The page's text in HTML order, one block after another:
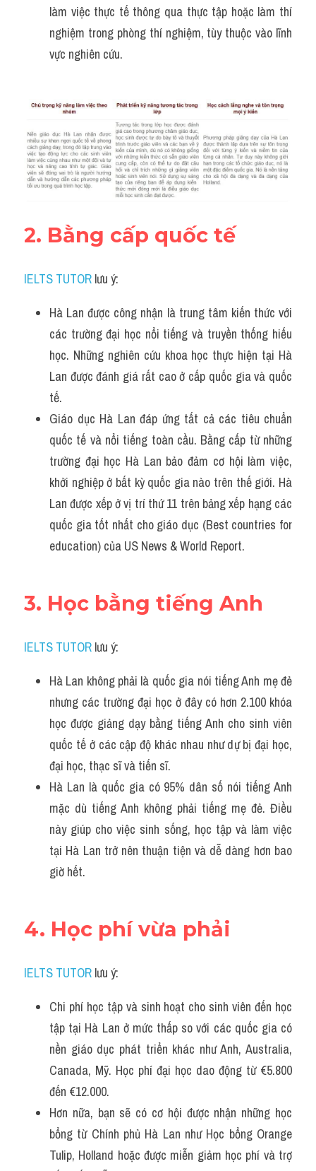
làm việc thực tế thông qua thực tập hoặc làm thí
nghiệm trong phòng thí nghiệm, tùy thuộc vào lĩnh
vực nghiên cứu.
2. Bằng cấp quốc tế
IELTS TUTOR lưu ý:
Hà Lan được công nhận là trung tâm kiến thức với
các trường đại học nổi tiếng và truyền thống hiếu
học. Những nghiên cứu khoa học thực hiện tại Hà
Lan được đánh giá rất cao ở cấp quốc gia và quốc
tế.
Giáo dục Hà Lan đáp ứng tất cả các tiêu chuẩn
quốc tế và nổi tiếng toàn cầu. Bằng cấp từ những
trường đại học Hà Lan bảo đảm cơ hội làm việc,
khởi nghiệp ở bất kỳ quốc gia nào trên thế giới. Hà
Lan được xếp ở vị trí thứ 11 trên bảng xếp hạng các
quốc gia tốt nhất cho giáo dục (Best countries for
education) của US News & World Report.
3. Học bằng tiếng Anh
IELTS TUTOR lưu ý:
Hà Lan không phải là quốc gia nói tiếng Anh mẹ đẻ
nhưng các trường đại học ở đây có hơn 2.100 khóa
học được giảng dạy bằng tiếng Anh cho sinh viên
quốc tế ở các cập độ khác nhau như dự bị đại học,
đại học, thạc sĩ và tiến sĩ.
Hà Lan là quốc gia có 95% dân số nói tiếng Anh
mặc dù tiếng Anh không phải tiếng mẹ đẻ. Điều
này giúp cho việc sinh sống, học tập và làm việc
tại Hà Lan trở nên thuận tiện và dễ dàng hơn bao
giờ hết.
4. Học phí vừa phải
IELTS TUTOR lưu ý:
Chi phí học tập và sinh hoạt cho sinh viên đến học
tập tại Hà Lan ở mức thấp so với các quốc gia có
nền giáo dục phát triển khác như Anh, Australia,
Canada, Mỹ. Học phí đại học dao động từ €5.800
đến €12.000.
Hơn nữa, bạn sẽ có cơ hội được nhận những học
bổng từ Chính phủ Hà Lan như Học bổng Orange
Tulip, Holland hoặc được miễn giảm học phí và trợ